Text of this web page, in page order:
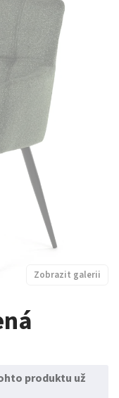
produktu už
Zobrazit galerii